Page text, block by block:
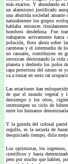
más exactos. Y abundando
un alarmismo justificado
una aburrida sociedad
naturalmente los grupos
hablaba entonces
hombros desdeñosa. Fue
trabajaron activamente
polución, flota ahora sobre
carreteras y el intermedio de
no casuales, contribuyen en
intoxican destrozando la vida
planeta y deshiela los polos
capa protectora del ozono es
va a tomar en serio tal
Las estaciones han
de que el mundo vegetal y
destiempo y los otros,
interrumpen su ciclo de
entre los humanos
Y la guinda del colosal
orgullo, es la secuela de
desquiciado tiempo, diría
Los optimistas, los ingenuos,
científicos y hasta
pero por mucho que hablen,